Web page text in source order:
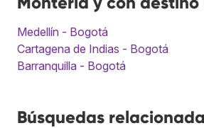
Medellín - Bogotá
Cartagena de Indias - Bogotá
Barranquilla - Bogotá
Búsquedas